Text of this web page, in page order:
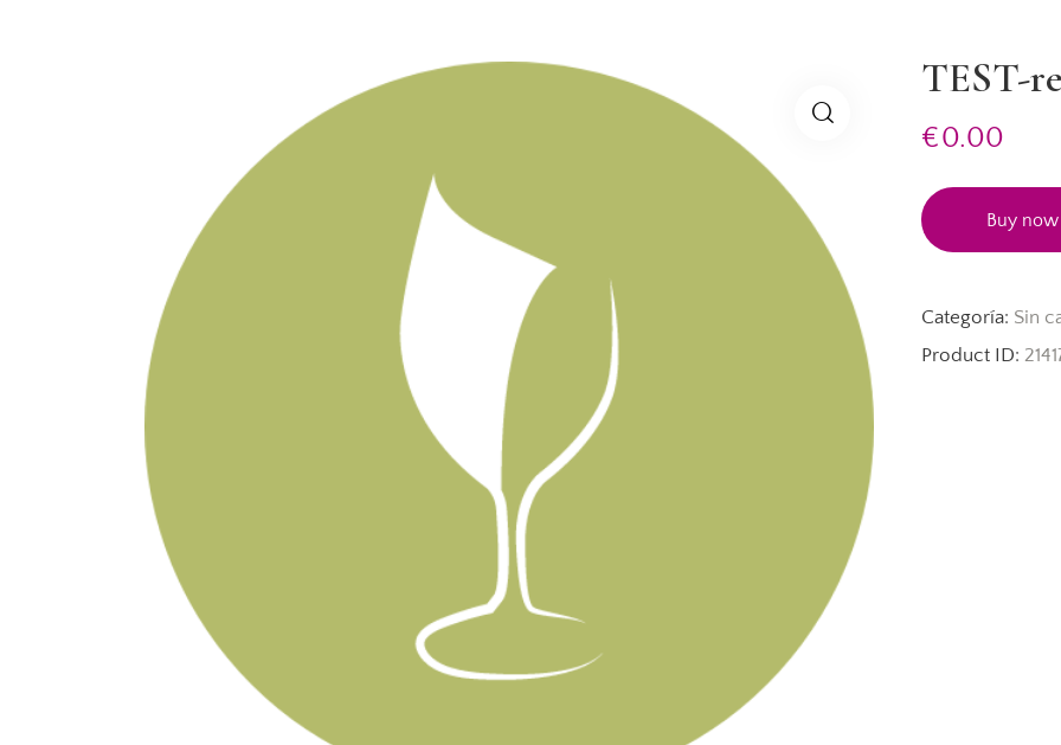
TEST-
€0.00
Buy now
Categoría: Sin
Product ID: